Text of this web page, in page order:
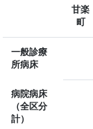
甘楽
町
一般診療
所病床
病院病床
（全区分
計）